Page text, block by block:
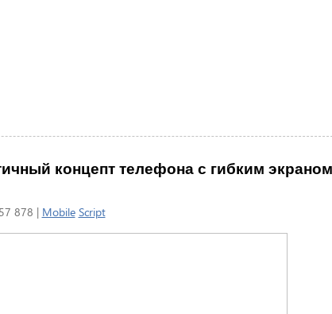
концепт телефона с гибким
878 | Mobile Script